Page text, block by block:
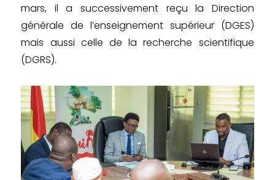
mars, il a successivement reçu la Direction
générale de l’enseignement supérieur (DGES)
mais aussi celle de la recherche scientifique
(DGRS).